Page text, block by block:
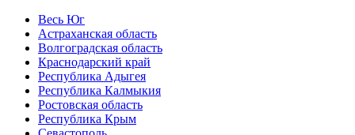
Весь Юг
Астраханская область
Волгоградская область
Краснодарский край
Республика Адыгея
Республика Калмыкия
Ростовская область
Республика Крым